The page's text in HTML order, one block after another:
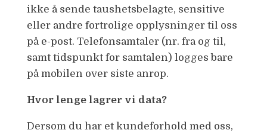
ikke å sende taushetsbelagte, sensitive
eller andre fortrolige opplysninger til oss
på e-post. Telefonsamtaler (nr. fra og til,
samt tidspunkt for samtalen) logges bare
på mobilen over siste anrop.
Hvor lenge lagrer vi data?
Dersom du har et kundeforhold med oss,